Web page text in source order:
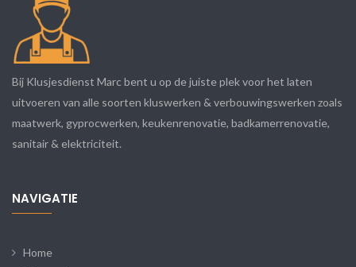
Bij Klusjesdienst Marc bent u op de juiste plek voor het laten
uitvoeren van alle soorten kluswerken & verbouwingswerken zoals
maatwerk, gyprocwerken, keukenrenovatie, badkamerrenovatie,
sanitair & elektriciteit.
NAVIGATIE
Home